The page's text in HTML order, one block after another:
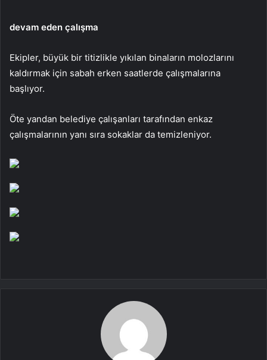
devam eden çalışma
Ekipler, büyük bir titizlikle yıkılan binaların molozlarını
kaldırmak için sabah erken saatlerde çalışmalarına
başlıyor.
Öte yandan belediye çalışanları tarafından enkaz
çalışmalarının yanı sıra sokaklar da temizleniyor.